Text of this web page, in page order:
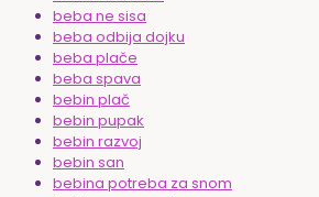
beba ne sisa
beba odbija dojku
beba plače
beba spava
bebin plač
bebin pupak
bebin razvoj
bebin san
bebina potreba za snom